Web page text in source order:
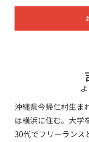
沖縄県今帰仁村生ま
は横浜に住む。大学
30代でフリーランス